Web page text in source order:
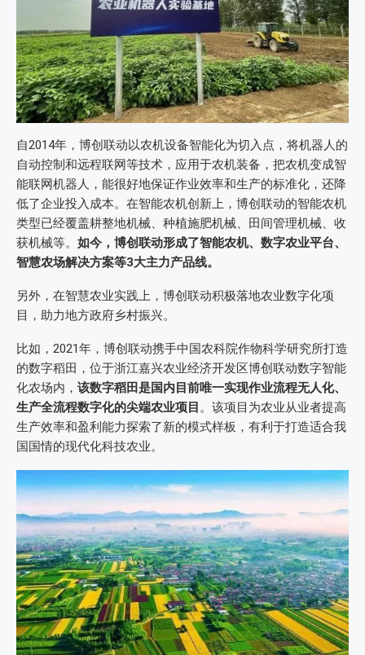
自2014年，博创联动以农机设备智能化为切入点，将机器人的
自动控制和远程联网等技术，应用于农机装备，把农机变成智
能联网机器人，能很好地保证作业效率和生产的标准化，还降
低了企业投入成本。在智能农机创新上，博创联动的智能农机
类型已经覆盖耕整地机械、种植施肥机械、田间管理机械、收
获机械等。 如今，博创联动形成了智能农机、数字农业平台、
智慧农场解决方案等3大主力产品线。
另外，在智慧农业实践上，博创联动积极落地农业数字化项
目，助力地方政府乡村振兴。
比如，2021年，博创联动携手中国农科院作物科学研究所打造
的数字稻田，位于浙江嘉兴农业经济开发区博创联动数字智能
化农场内， 该数字稻田是国内目前唯一实现作业流程无人化、
生产全流程数字化的尖端农业项目 。该项目为农业从业者提高
生产效率和盈利能力探索了新的模式样板，有利于打造适合我
国国情的现代化科技农业。